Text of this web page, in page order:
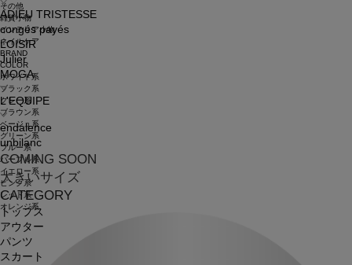
ADIEU TRISTESSE
congés payés
LOISIR
Julier
MOGA
L'EQUIPE
endalence
unbilanc
COMING SOON
大きいサイズ
CATEGORY
トップス
アウター
パンツ
スカート
その他
雑貨小物
インテリア小物
ネイルケア
BRAND
COLOR
ホワイト系
ブラック系
グレー系
ブラウン系
ベージュ系
グリーン系
ブルー系
パープル系
イエロー系
ピンク系
レッド系
オレンジ系